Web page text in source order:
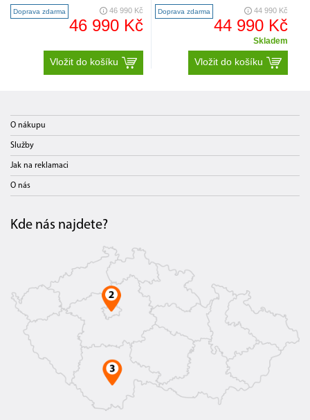
9005382276976 Série Prime
Výkon ..
Doprava zdarma 46 990 Kč
46 990 Kč
Vložit do košíku
9005382276990 Série Prime
Výkon ..
Doprava zdarma 44 990 Kč
44 990 Kč
Skladem
Vložit do košíku
O nákupu
Služby
Jak na reklamaci
O nás
Kde nás najdete?